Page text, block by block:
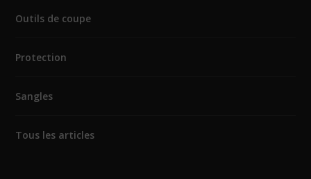
Outils de coupe
Protection
Sangles
Tous les articles